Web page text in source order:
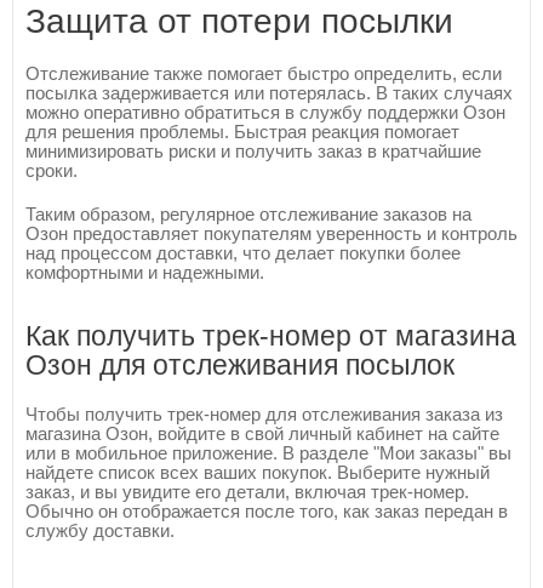
Защита от потери посылки
Отслеживание также помогает быстро определить, если
посылка задерживается или потерялась. В таких случаях
можно оперативно обратиться в службу поддержки Озон
для решения проблемы. Быстрая реакция помогает
минимизировать риски и получить заказ в кратчайшие
сроки.
Таким образом, регулярное отслеживание заказов на
Озон предоставляет покупателям уверенность и контроль
над процессом доставки, что делает покупки более
комфортными и надежными.
Как получить трек-номер от магазина
Озон для отслеживания посылок
Чтобы получить трек-номер для отслеживания заказа из
магазина Озон, войдите в свой личный кабинет на сайте
или в мобильное приложение. В разделе "Мои заказы" вы
найдете список всех ваших покупок. Выберите нужный
заказ, и вы увидите его детали, включая трек-номер.
Обычно он отображается после того, как заказ передан в
службу доставки.